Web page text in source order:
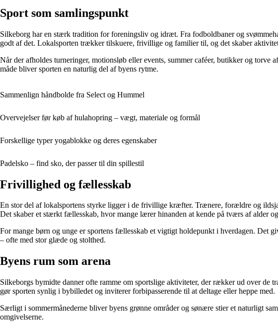
Sport som samlingspunkt
Silkeborg har en stærk tradition for foreningsliv og idræt. Fra fodboldbaner og
godt af det. Lokalsporten trækker tilskuere, frivillige og familier til, og det skaber
Når der afholdes turneringer, motionsløb eller events, summer caféer, butikker og
måde bliver sporten en naturlig del af byens rytme.
Sammenlign håndbolde fra Select og Hummel
Overvejelser før køb af hulahopring – vægt, materiale og formål
Forskellige typer yogablokke og deres egenskaber
Padelsko – find sko, der passer til din spillestil
Frivillighed og fællesskab
En stor del af lokalsportens styrke ligger i de frivillige kræfter. Trænere, forældre og
Det skaber et stærkt fællesskab, hvor mange lærer hinanden at kende på tværs af alder
For mange børn og unge er sportens fællesskab et vigtigt holdepunkt i hverdagen. Det
– ofte med stor glæde og stolthed.
Byens rum som arena
Silkeborgs bymidte danner ofte ramme om sportslige aktiviteter, der rækker ud over
gør sporten synlig i bybilledet og inviterer forbipasserende til at deltage eller heppe med.
Særligt i sommermånederne bliver byens grønne områder og sønære stier et naturligt
omgivelserne.